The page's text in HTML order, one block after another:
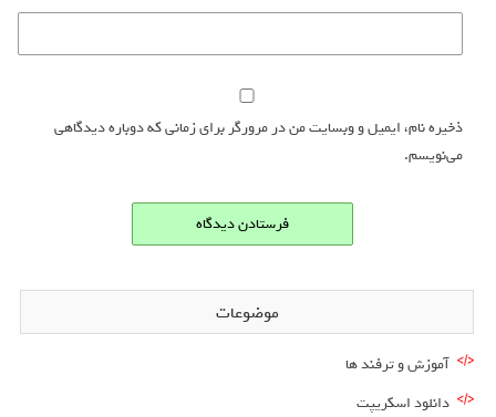
ذخیره نام، ایمیل و وبسایت من در مرورگر برای زمانی که دوباره دیدگاهی
می‌نویسم.
موضوعات
آموزش و ترفند ها
دانلود اسکریپت